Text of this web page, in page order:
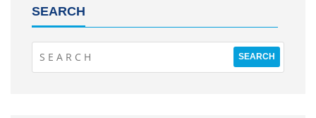
SEARCH